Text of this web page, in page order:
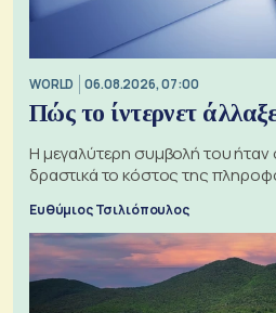
WORLD 06.08.2026, 07:00
Πώς το ίντερνετ
Η μεγαλύτερη συμβολή του ήταν
δραστικά το κόστος της
Ευθύμιος Τσιλιόπουλος